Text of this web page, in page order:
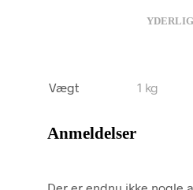
Vægt 1 kg
Anmeldelser